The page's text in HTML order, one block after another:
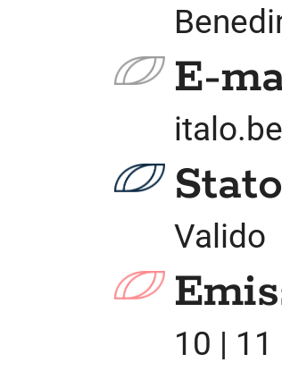
E-
Valido
10 |